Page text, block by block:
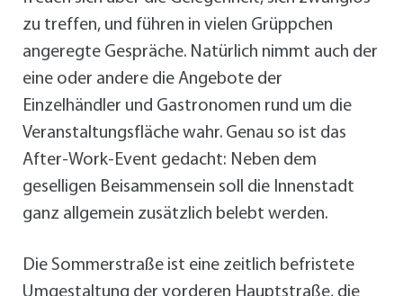
zu treffen, und führen in vielen Grüppchen
angeregte Gespräche. Natürlich nimmt auch der
eine oder andere die Angebote der
Einzelhändler und Gastronomen rund um die
Veranstaltungsfläche wahr. Genau so ist das
After-Work-Event gedacht: Neben dem
geselligen Beisammensein soll die Innenstadt
ganz allgemein zusätzlich belebt werden.
Die Sommerstraße ist eine zeitlich befristete
Umgestaltung der vorderen Hauptstraße, die